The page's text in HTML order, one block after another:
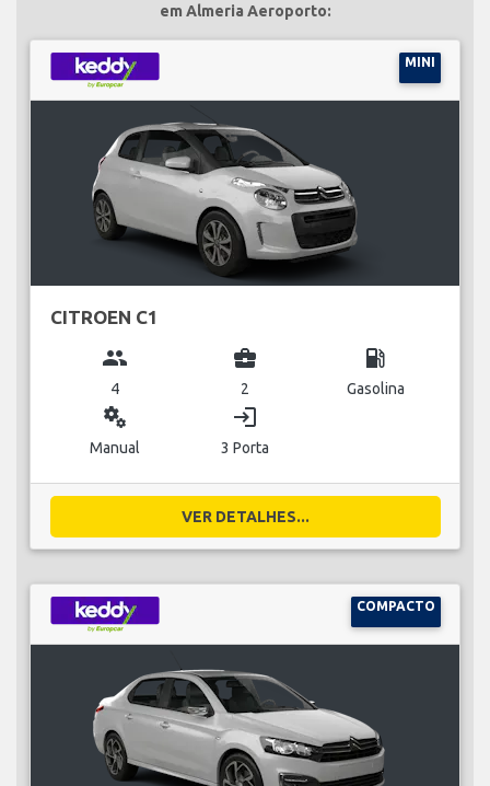
em Almeria Aeroporto:
MINI
CITROEN C1
group
4
business_center
2
local_gas_station
Gasolina
miscellaneous_services
Manual
login
3 Porta
VER DETALHES...
COMPACTO